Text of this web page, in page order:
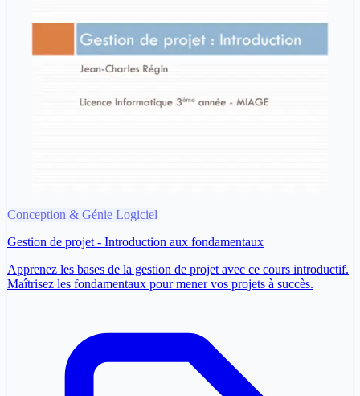
Conception & Génie Logiciel
Gestion de projet - Introduction aux fondamentaux
Apprenez les bases de la gestion de projet avec ce cours introductif.
Maîtrisez les fondamentaux pour mener vos projets à succès.